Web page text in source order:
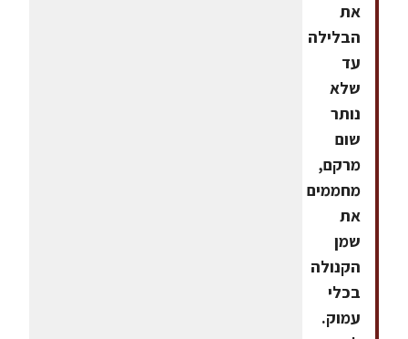
את
הבלילה
עד
שלא
נותר
שום
מרקם,
מחממים
את
שמן
הקנולה
בכלי
עמוק.